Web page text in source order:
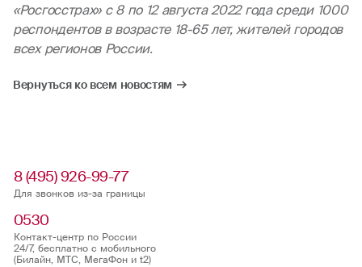
«Росгосстрах» с 8 по 12 августа 2022 года среди 1000
респондентов в возрасте 18-65 лет, жителей городов
всех регионов России.
Вернуться ко всем новостям
8 (495) 926-99-77
Для звонков из-за границы
0530
Контакт-центр по России
24/7, бесплатно с мобильного
(Билайн, МТС, МегаФон и t2)